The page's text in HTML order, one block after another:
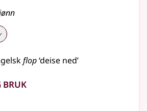
flop‘deise ned’
bruk